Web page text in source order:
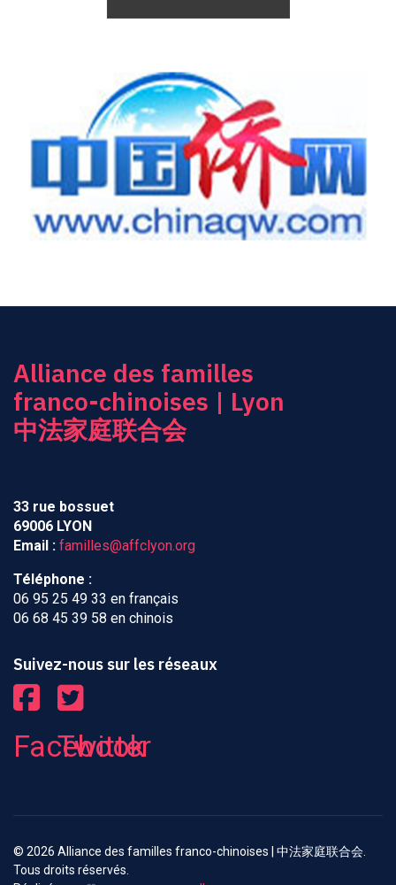
Alliance des familles
franco-chinoises | Lyon
中法家庭联合会
33 rue bossuet
69006 LYON
Email : familles@affclyon.org
Téléphone :
06 95 25 49 33 en français
06 68 45 39 58 en chinois
Suivez-nous sur les réseaux
Facebook
Twitter
© 2026 Alliance des familles franco-chinoises | 中法家庭联合会.
Tous droits réservés.